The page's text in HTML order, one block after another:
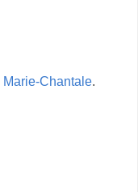
Marie-Chantale.